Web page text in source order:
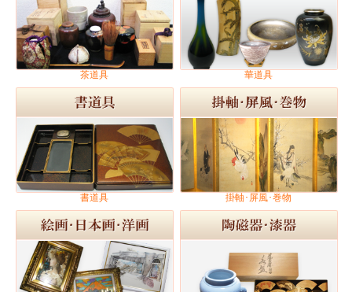
茶道具 華道具
書道具 掛軸･屏風･巻物